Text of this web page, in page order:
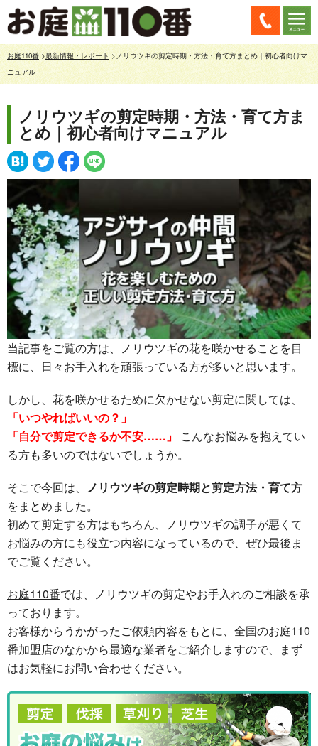
お庭110番>最新情報・レポート >ノリウツギの剪定時期・方法・育て方まとめ｜初心者向けマ
ニュアル
ノリウツギの剪定時期・方法・育て方ま
とめ｜初心者向けマニュアル
当記事をご覧の方は、ノリウツギの花を咲かせることを目
標に、日々お手入れを頑張っている方が多いと思います。
しかし、花を咲かせるために欠かせない剪定に関しては、
「いつやればいいの？」
「自分で剪定できるか不安……」
こんなお悩みを抱えてい
る方も多いのではないでしょうか。
そこで今回は、 ノリウツギの剪定時期と剪定方法・育て方
をまとめました。
初めて剪定する方はもちろん、ノリウツギの調子が悪くて
お悩みの方にも役立つ内容になっているので、ぜひ最後ま
でご覧ください。
お庭110番では、ノリウツギの剪定やお手入れのご相談を承
っております。
お客様からうかがったご依頼内容をもとに、全国のお庭110
番加盟店のなかから最適な業者をご紹介しますので、まず
はお気軽にお問い合わせください。